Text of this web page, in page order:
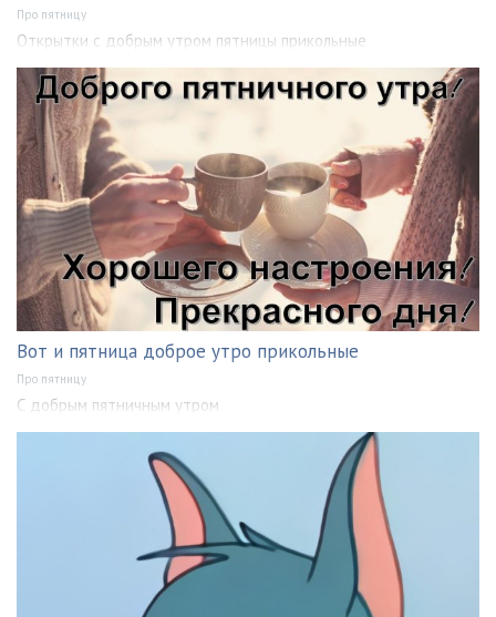
Про пятницу
Открытки с добрым утром пятницы прикольные
Вот и пятница доброе утро прикольные
Про пятницу
С добрым пятничным утром